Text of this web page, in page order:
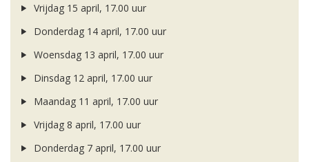
Vrijdag 15 april, 17.00 uur
Donderdag 14 april, 17.00 uur
Woensdag 13 april, 17.00 uur
Dinsdag 12 april, 17.00 uur
Maandag 11 april, 17.00 uur
Vrijdag 8 april, 17.00 uur
Donderdag 7 april, 17.00 uur